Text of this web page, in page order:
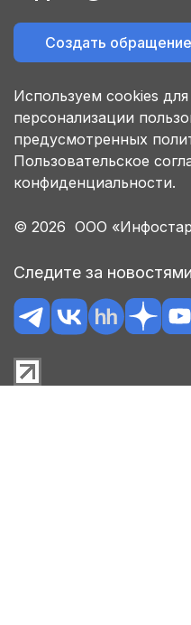
Создать обращение
Используем cookies
персонализации
предусмотренных
Пользовательское
конфиденциальности.
© 2026 ООО
Следите за